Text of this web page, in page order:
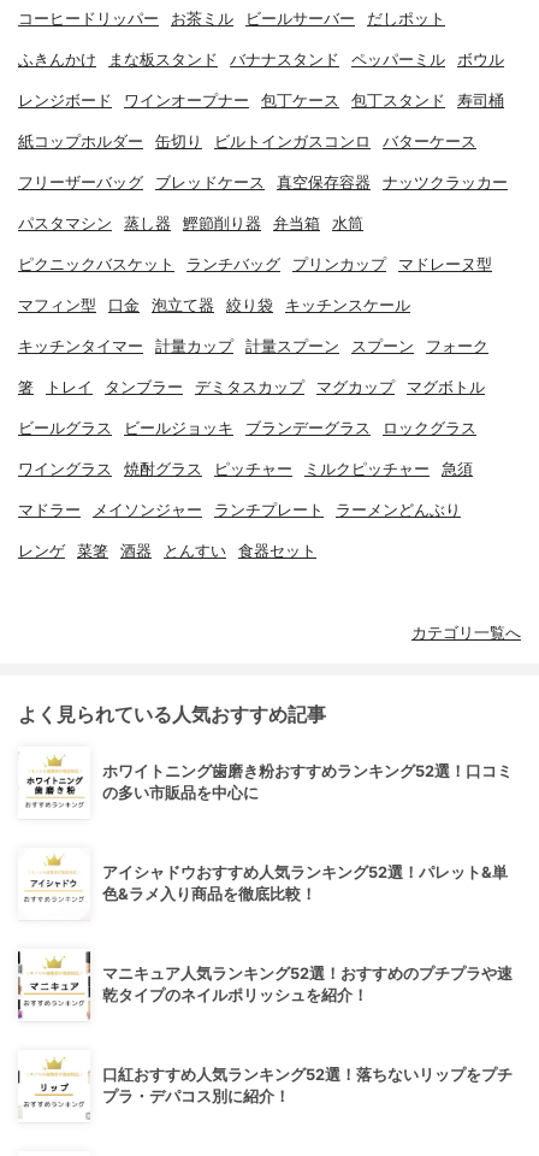
コーヒードリッパー お茶ミル ビールサーバー だしポット
ふきんかけ まな板スタンド バナナスタンド ペッパーミル ボウル
レンジボード ワインオープナー 包丁ケース 包丁スタンド 寿司桶
紙コップホルダー 缶切り ビルトインガスコンロ バターケース
フリーザーバッグ ブレッドケース 真空保存容器 ナッツクラッカー
パスタマシン 蒸し器 鰹節削り器 弁当箱 水筒
ピクニックバスケット ランチバッグ プリンカップ マドレーヌ型
マフィン型 口金 泡立て器 絞り袋 キッチンスケール
キッチンタイマー 計量カップ 計量スプーン スプーン フォーク
箸 トレイ タンブラー デミタスカップ マグカップ マグボトル
ビールグラス ビールジョッキ ブランデーグラス ロックグラス
ワイングラス 焼酎グラス ピッチャー ミルクピッチャー 急須
マドラー メイソンジャー ランチプレート ラーメンどんぶり
レンゲ 菜箸 酒器 とんすい 食器セット
カテゴリ一覧へ
よく見られている人気おすすめ記事
ホワイトニング歯磨き粉おすすめランキング52選！口コミ
の多い市販品を中心に
アイシャドウおすすめ人気ランキング52選！パレット&単
色&ラメ入り商品を徹底比較！
マニキュア人気ランキング52選！おすすめのプチプラや速
乾タイプのネイルポリッシュを紹介！
口紅おすすめ人気ランキング52選！落ちないリップをプチ
プラ・デパコス別に紹介！